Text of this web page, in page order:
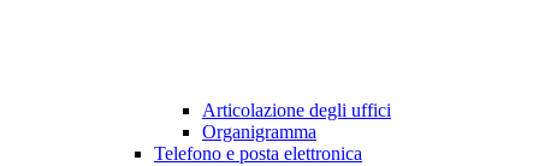
Articolazione degli uffici
Organigramma
Telefono e posta elettronica